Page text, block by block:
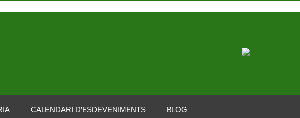
CALENDARI D’ESDEVENIMENTS BLOG